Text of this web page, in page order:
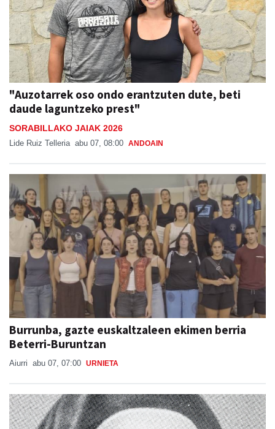
"Auzotarrek oso ondo erantzuten dute, beti
daude laguntzeko prest"
SORABILLAKO JAIAK 2026
Lide Ruiz Telleria abu 07, 08:00 ANDOAIN
Burrunba, gazte euskaltzaleen ekimen berria
Beterri-Buruntzan
Aiurri abu 07, 07:00 URNIETA